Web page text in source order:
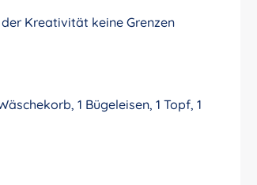
Kreativität keine Grenzen
1 Bügeleisen, 1 Topf, 1